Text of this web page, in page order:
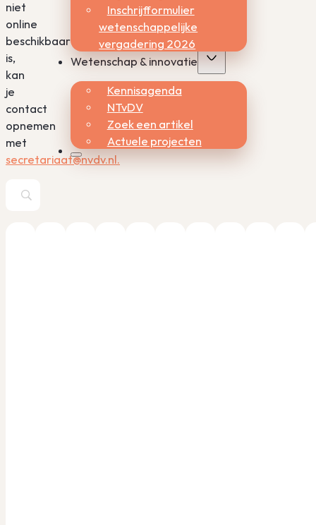
Inschrijfformulier
wetenschappelijke
vergadering 2026
Wetenschap & innovatie
Kennisagenda
NTvDV
Zoek een artikel
Actuele projecten
niet
online
beschikbaar
is,
kan
je
contact
opnemen
met
secretariaat@nvdv.nl.